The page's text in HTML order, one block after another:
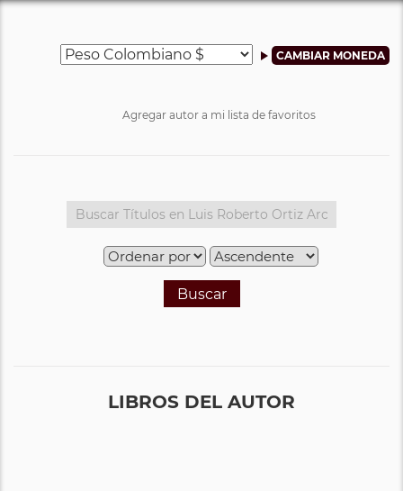
Agregar autor a mi lista de favoritos
Buscar
LIBROS DEL AUTOR